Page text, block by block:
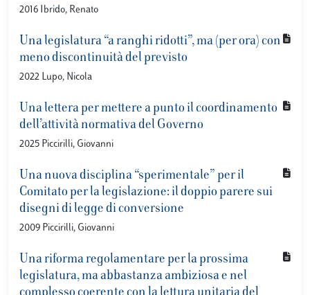
2016 Ibrido, Renato
Una legislatura “a ranghi ridotti”, ma (per ora) con
meno discontinuità del previsto
2022 Lupo, Nicola
Una lettera per mettere a punto il coordinamento
dell’attività normativa del Governo
2025 Piccirilli, Giovanni
Una nuova disciplina “sperimentale” per il
Comitato per la legislazione: il doppio parere sui
disegni di legge di conversione
2009 Piccirilli, Giovanni
Una riforma regolamentare per la prossima
legislatura, ma abbastanza ambiziosa e nel